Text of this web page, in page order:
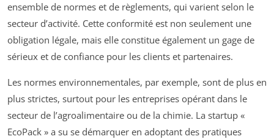
ensemble de normes et de règlements, qui varient selon le
secteur d’activité. Cette conformité est non seulement une
obligation légale, mais elle constitue également un gage de
sérieux et de confiance pour les clients et partenaires.
Les normes environnementales, par exemple, sont de plus en
plus strictes, surtout pour les entreprises opérant dans le
secteur de l’agroalimentaire ou de la chimie. La startup «
EcoPack » a su se démarquer en adoptant des pratiques